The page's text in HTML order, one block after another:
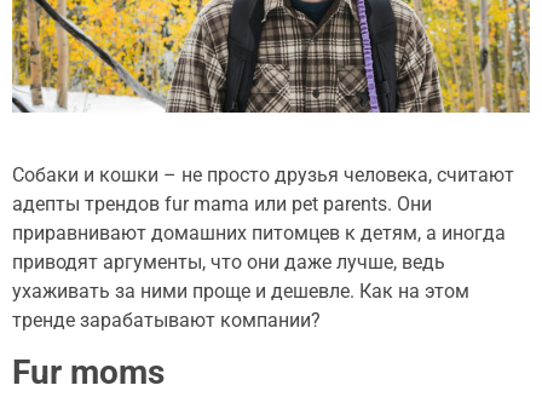
Собаки и кошки – не просто друзья человека, считают
адепты трендов fur mama или pet parents. Они
приравнивают домашних питомцев к детям, а иногда
приводят аргументы, что они даже лучше, ведь
ухаживать за ними проще и дешевле. Как на этом
тренде зарабатывают компании?
Fur moms